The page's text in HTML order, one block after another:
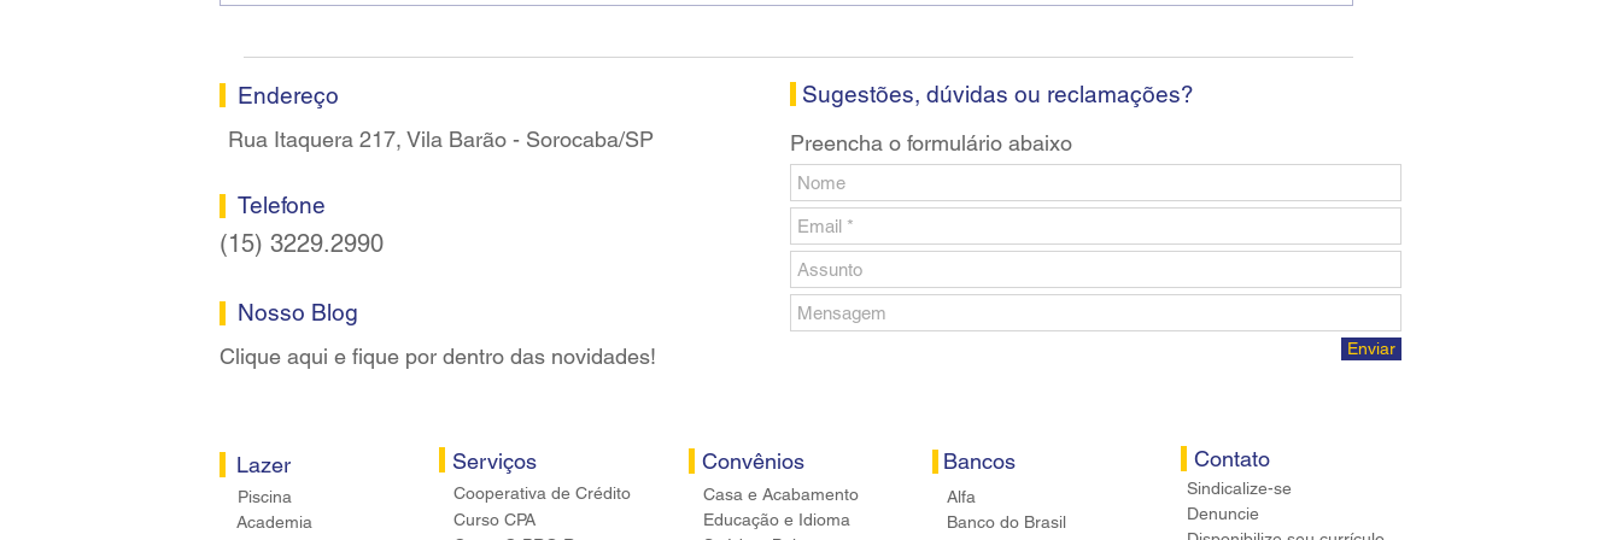
Endereço
Rua Itaquera 217, Vila Barão - Sorocaba/SP
Telefone
(15) 3229.2990
Nosso Blog
Clique aqui e fique por dentro das novidades!
Lazer
Piscina
Academia
Serviços
Cooperativa de Crédito
Curso CPA
Sugestões, dúvidas ou reclamações?
Preencha o formulário abaixo
Enviar
Convênios
Casa e Acabamento
Educação e Idioma
Bancos
Alfa
Banco do Brasil
Contato
Sindicalize-se
Denuncie